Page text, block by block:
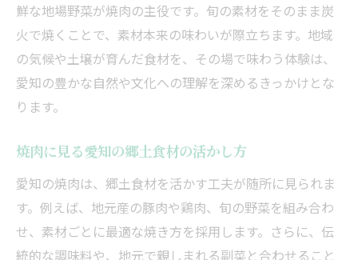
鮮な地場野菜が焼肉の主役です。旬の素材をそのまま炭
火で焼くことで、素材本来の味わいが際立ちます。地域
の気候や土壌が育んだ食材を、その場で味わう体験は、
愛知の豊かな自然や文化への理解を深めるきっかけとな
ります。
焼肉に見る愛知の郷土食材の活かし方
愛知の焼肉は、郷土食材を活かす工夫が随所に見られま
す。例えば、地元産の豚肉や鶏肉、旬の野菜を組み合わ
せ、素材ごとに最適な焼き方を採用します。さらに、伝
統的な調味料や、地元で親しまれる副菜と合わせること